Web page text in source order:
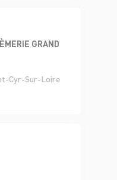
GRAND
Cyr-Sur-Loire